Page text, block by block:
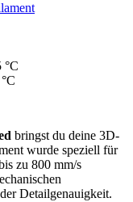
°C
bringst du deine 3D-
wurde speziell für
zu 800 mm/s
Detailgenauigkeit.